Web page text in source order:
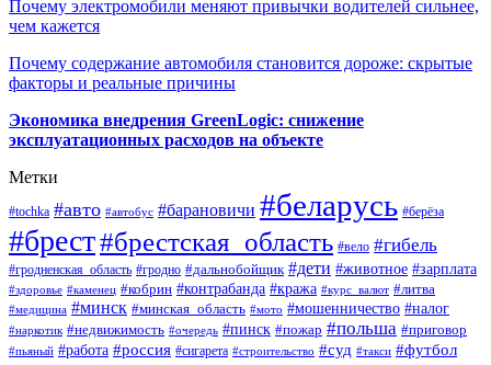
Почему электромобили меняют привычки водителей сильнее,
чем кажется
Почему содержание автомобиля становится дороже: скрытые
факторы и реальные причины
Экономика внедрения GreenLogic: снижение
эксплуатационных расходов на объекте
Метки
#tochka #авто #автобус #барановичи #беларусь #берёза
#брест#брестская_область #вело #гибель
#гродненская_область #гродно #дальнобойщик #дети #животное #зарплата
#здоровье #каменец #кобрин #контрабанда #кража #курс_валют #литва
#медицина #минск #минская_область #мото #мошенничество #налог
#наркотик #недвижимость #очередь #пинск #пожар #польша #приговор
#пьяный #работа #россия #сигарета #строительство #суд #такси #футбол